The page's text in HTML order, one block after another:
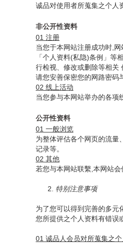
诚品对使用者所蒐集之个人
非公开性资料
01 注册
当您于本网站注册成功时,
「个人资料(私隐)条例」
行检视、修改或删除等相关
请您安善保密您的网路密码
02 线上活动
当您参与本网站举办的各项
公开性资料
01 一般浏览
为整体评估各个网页的流量
记录等。
02 其他
若您与本网站联繫,本网站会
2. 特别注意事项
为了您可以得到完善的多元
您所提供之个人资料有错误
01 诚品人会员对所蒐集之